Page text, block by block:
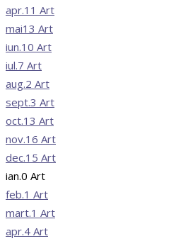
apr.11 Art
mai13 Art
iun.10 Art
iul.7 Art
aug.2 Art
sept.3 Art
oct.13 Art
nov.16 Art
dec.15 Art
ian.0 Art
feb.1 Art
mart.1 Art
apr.4 Art